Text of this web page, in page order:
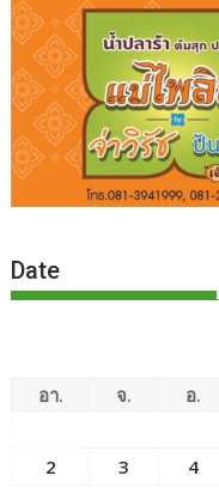
Date
อา. จ. อ.
2
3 4